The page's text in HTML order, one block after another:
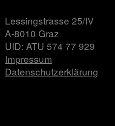
Lessingstrasse 25/IV
A-8010 Graz
UID: ATU 574 77 929
Impressum
Datenschutzerklärung